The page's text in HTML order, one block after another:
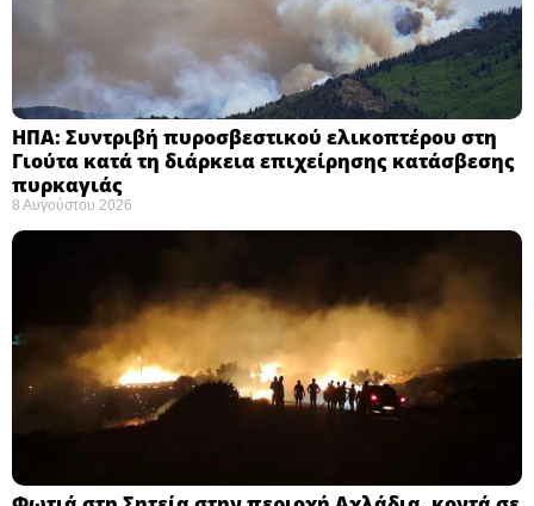
ΗΠΑ: Συντριβή πυροσβεστικού ελικοπτέρου στη
Γιούτα κατά τη διάρκεια επιχείρησης κατάσβεσης
πυρκαγιάς ​
8 Αυγούστου 2026